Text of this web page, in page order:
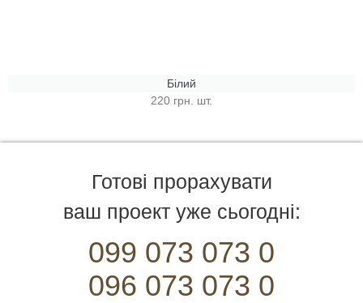
Білий
220 грн. шт.
Готові прорахувати
ваш проект уже сьогодні:
099 073 073 0
096 073 073 0